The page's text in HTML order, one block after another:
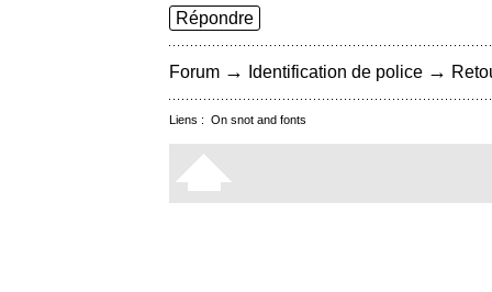
Répondre
Forum → Identification de police →
Liens : On snot and fonts